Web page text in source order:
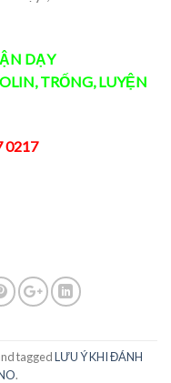
DẠY
,TRỐNG,LUYỆN
0217
taggedLƯU Ý KHI ĐÁNH
.